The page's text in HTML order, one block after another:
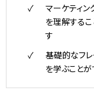
マーケティ
を理解する
す
基礎的なフ
を学ぶことが